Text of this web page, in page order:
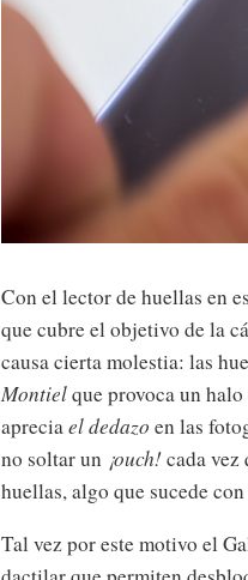
Con el lector de huellas en
que cubre el objetivo de la
causa cierta molestia: las
Montielque provoca un
apreciael dedazo en las
no soltar un ¡ouch! cada vez
huellas, algo que sucede
Tal vez por este motivo el